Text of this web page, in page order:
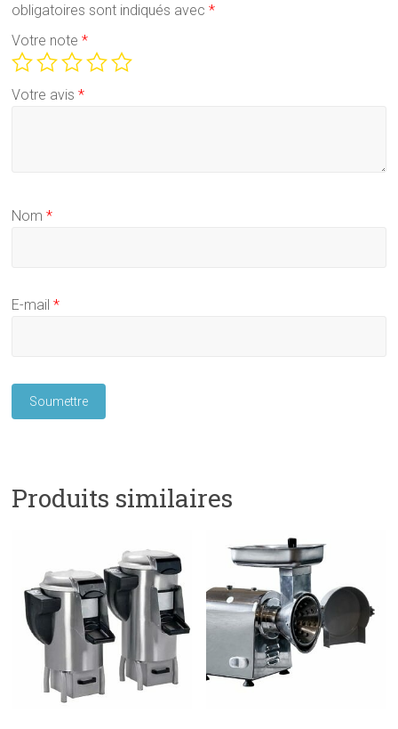
obligatoires sont indiqués avec*
Votre note*
Votre avis*
Nom*
E-mail*
Produits similaires